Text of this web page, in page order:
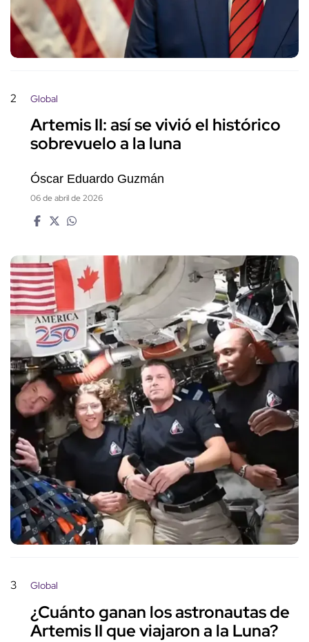
2 Global
Artemis II: así se vivió el histórico
sobrevuelo a la luna
Óscar Eduardo Guzmán
06 de abril de 2026
3 Global
¿Cuánto ganan los astronautas de
Artemis II que viajaron a la Luna?